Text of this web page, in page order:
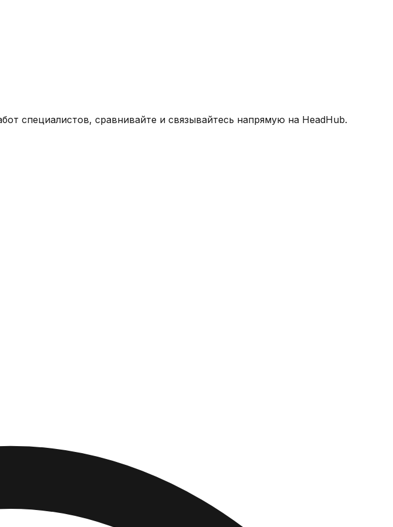
специалистов, сравнивайте и связывайтесь напрямую на HeadHub.